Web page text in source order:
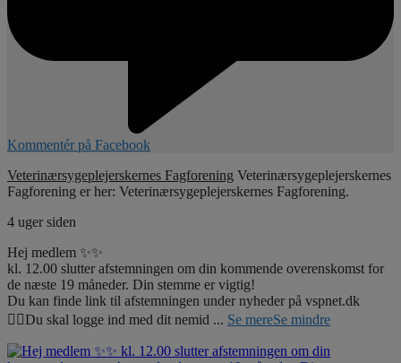
Kommentér på Facebook
Veterinærsygeplejerskernes Fagforening Veterinærsygeplejerskernes
Fagforening er her: Veterinærsygeplejerskernes Fagforening.
4 uger siden
Hej medlem ✨✨
kl. 12.00 slutter afstemningen om din kommende overenskomst for
de næste 19 måneder. Din stemme er vigtig!
Du kan finde link til afstemningen under nyheder på vspnet.dk
☝🏼Du skal logge ind med dit nemid ... Se mereSe mindre